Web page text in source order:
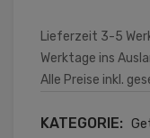
Lieferzeit 3-5
Werktage ins
Alle Preise inkl.
KATEGORIE: